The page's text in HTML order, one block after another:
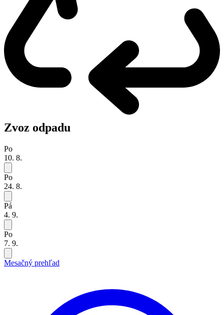
Zvoz odpadu
Po
10. 8.
Po
24. 8.
Pá
4. 9.
Po
7. 9.
Mesačný prehľad